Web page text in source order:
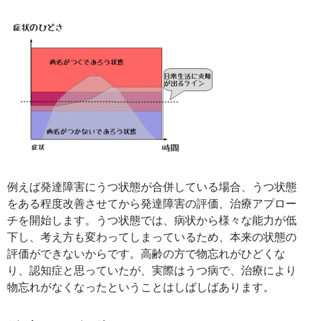
例えば発達障害にうつ状態が合併している場合、うつ状態
をある程度改善させてから発達障害の評価、治療アプロー
チを開始します。うつ状態では、病状から様々な能力が低
下し、考え方も変わってしまっているため、本来の状態の
評価ができないからです。高齢の方で物忘れがひどくな
り、認知症と思っていたが、実際はうつ病で、治療により
物忘れがなくなったということはしばしばあります。